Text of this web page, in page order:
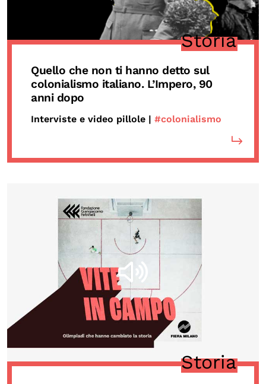
Storia
Quello che non ti hanno detto sul
colonialismo italiano. L’Impero, 90
anni dopo
Interviste e video pillole | #colonialismo
Storia